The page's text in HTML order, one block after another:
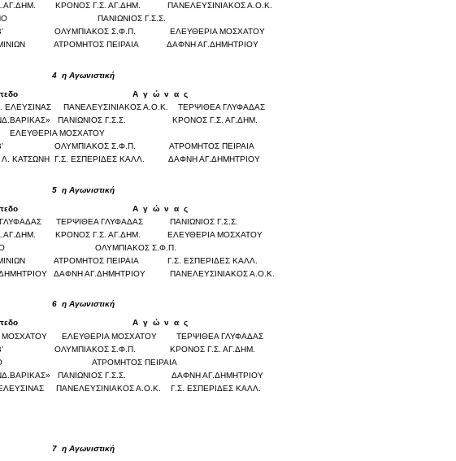
ΚΡΟΝΟΣ Γ.Σ. ΑΓ.ΔΗΜ. ΠΑΝΕΛΕΥΣΙΝΙΑΚΟΣ Α.Ο.Κ.
ΠΑΝΙΩΝΙΟΣ Γ.Σ.Σ.
ΟΛΥΜΠΙΑΚΟΣ Σ.Φ.Π. ΕΛΕΥΘΕΡΙΑ ΜΟΣΧΑΤΟΥ
ΑΤΡΟΜΗΤΟΣ ΠΕΙΡΑΙΑ ΔΑΦΝΗ ΑΓ.ΔΗΜΗΤΡΙΟΥ
4 η Αγωνιστική
Α γ ώ ν α ς
ΕΛΕΥΣΙΝΑΣ ΠΑΝΕΛΕΥΣΙΝΙΑΚΟΣ Α.Ο.Κ. ΤΕΡΨΙΘΕΑ ΓΛΥΦΑΔΑΣ
ΠΑΝΙΩΝΙΟΣ Γ.Σ.Σ. ΚΡΟΝΟΣ Γ.Σ. ΑΓ.ΔΗΜ.
ΕΛΕΥΘΕΡΙΑ ΜΟΣΧΑΤΟΥ
ΟΛΥΜΠΙΑΚΟΣ Σ.Φ.Π. ΑΤΡΟΜΗΤΟΣ ΠΕΙΡΑΙΑ
ΚΑΤΣΩΝΗ Γ.Σ. ΕΣΠΕΡΙΔΕΣ ΚΑΛΛ. ΔΑΦΝΗ ΑΓ.ΔΗΜΗΤΡΙΟΥ
5 η Αγωνιστική
Α γ ώ ν α ς
ΤΕΡΨΙΘΕΑ ΓΛΥΦΑΔΑΣ ΠΑΝΙΩΝΙΟΣ Γ.Σ.Σ.
ΚΡΟΝΟΣ Γ.Σ. ΑΓ.ΔΗΜ. ΕΛΕΥΘΕΡΙΑ ΜΟΣΧΑΤΟΥ
ΟΛΥΜΠΙΑΚΟΣ Σ.Φ.Π.
ΑΤΡΟΜΗΤΟΣ ΠΕΙΡΑΙΑ Γ.Σ. ΕΣΠΕΡΙΔΕΣ ΚΑΛΛ.
ΔΑΦΝΗ ΑΓ.ΔΗΜΗΤΡΙΟΥ ΠΑΝΕΛΕΥΣΙΝΙΑΚΟΣ Α.Ο.Κ.
6 η Αγωνιστική
Α γ ώ ν α ς
ΜΟΣΧΑΤΟΥ ΕΛΕΥΘΕΡΙΑ ΜΟΣΧΑΤΟΥ ΤΕΡΨΙΘΕΑ ΓΛΥΦΑΔΑΣ
ΟΛΥΜΠΙΑΚΟΣ Σ.Φ.Π. ΚΡΟΝΟΣ Γ.Σ. ΑΓ.ΔΗΜ.
ΑΤΡΟΜΗΤΟΣ ΠΕΙΡΑΙΑ
ΠΑΝΙΩΝΙΟΣ Γ.Σ.Σ. ΔΑΦΝΗ ΑΓ.ΔΗΜΗΤΡΙΟΥ
ΠΑΝΕΛΕΥΣΙΝΙΑΚΟΣ Α.Ο.Κ. Γ.Σ. ΕΣΠΕΡΙΔΕΣ ΚΑΛΛ.
7 η Αγωνιστική